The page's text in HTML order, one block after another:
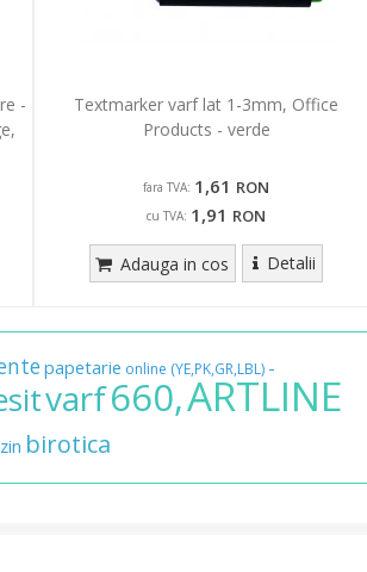
-
Textmarker varf lat 1-3mm, Office
Products - verde
fara TVA: 1,61 RON
cu TVA: 1,91 RON
Adauga in cos Detalii
papetarie online (YE,PK,GR,LBL) -
varf660,ARTLINE
birotica